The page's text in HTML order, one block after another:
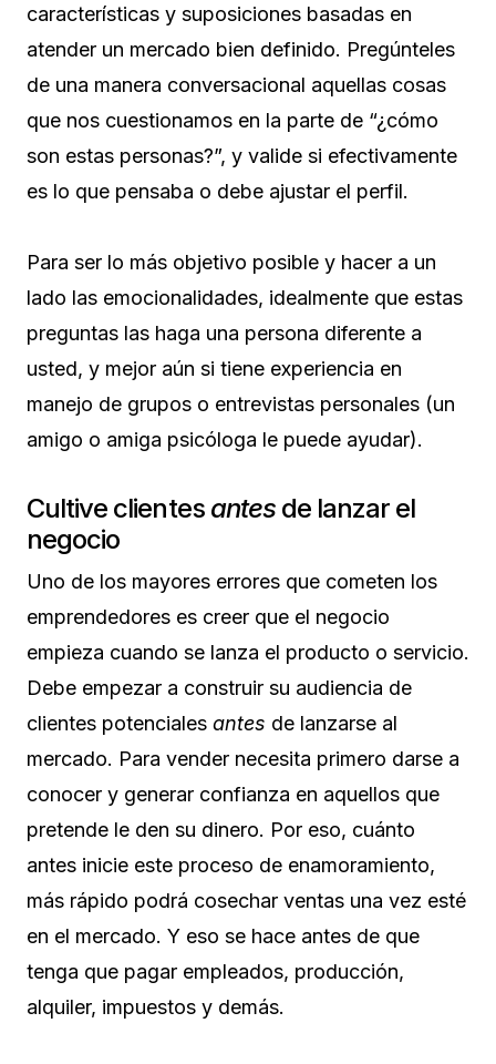
características y suposiciones basadas en
atender un mercado bien definido. Pregúnteles
de una manera conversacional aquellas cosas
que nos cuestionamos en la parte de “¿cómo
son estas personas?”, y valide si efectivamente
es lo que pensaba o debe ajustar el perfil.
Para ser lo más objetivo posible y hacer a un
lado las emocionalidades, idealmente que estas
preguntas las haga una persona diferente a
usted, y mejor aún si tiene experiencia en
manejo de grupos o entrevistas personales (un
amigo o amiga psicóloga le puede ayudar).
Cultive clientes antesde lanzar el
negocio
Uno de los mayores errores que cometen los
emprendedores es creer que el negocio
empieza cuando se lanza el producto o servicio.
Debe empezar a construir su audiencia de
clientes potenciales antes de lanzarse al
mercado. Para vender necesita primero darse a
conocer y generar confianza en aquellos que
pretende le den su dinero. Por eso, cuánto
antes inicie este proceso de enamoramiento,
más rápido podrá cosechar ventas una vez esté
en el mercado. Y eso se hace antes de que
tenga que pagar empleados, producción,
alquiler, impuestos y demás.